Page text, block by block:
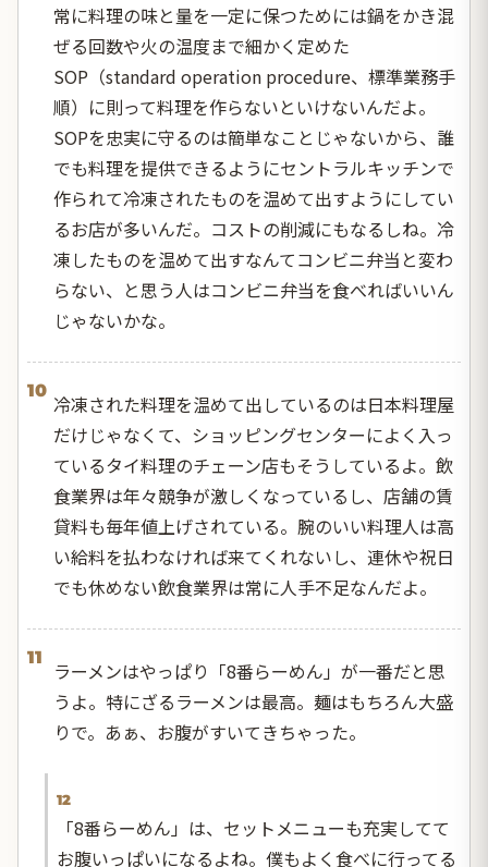
常に料理の味と量を一定に保つためには鍋をかき混
ぜる回数や火の温度まで細かく定めた
SOP（standard operation procedure、標準業務手
順）に則って料理を作らないといけないんだよ。
SOPを忠実に守るのは簡単なことじゃないから、誰
でも料理を提供できるようにセントラルキッチンで
作られて冷凍されたものを温めて出すようにしてい
るお店が多いんだ。コストの削減にもなるしね。冷
凍したものを温めて出すなんてコンビニ弁当と変わ
らない、と思う人はコンビニ弁当を食べればいいん
じゃないかな。
10
冷凍された料理を温めて出しているのは日本料理屋
だけじゃなくて、ショッピングセンターによく入っ
ているタイ料理のチェーン店もそうしているよ。飲
食業界は年々競争が激しくなっているし、店舗の賃
貸料も毎年値上げされている。腕のいい料理人は高
い給料を払わなければ来てくれないし、連休や祝日
でも休めない飲食業界は常に人手不足なんだよ。
11
ラーメンはやっぱり「8番らーめん」が一番だと思
うよ。特にざるラーメンは最高。麺はもちろん大盛
りで。あぁ、お腹がすいてきちゃった。
12
「8番らーめん」は、セットメニューも充実してて
お腹いっぱいになるよね。僕もよく食べに行ってる